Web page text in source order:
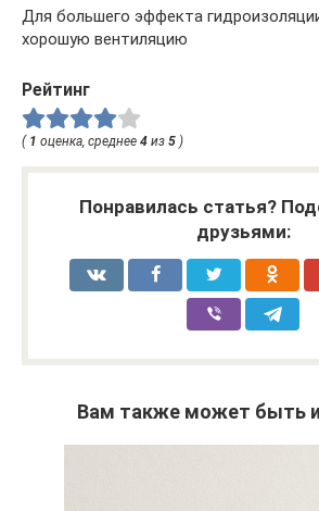
Для большего эффекта
хорошую вентиляцию
Рейтинг
( 1 оценка, среднее 4 из 5 )
Понравилась статья?
друзьями:
Вам также может быть